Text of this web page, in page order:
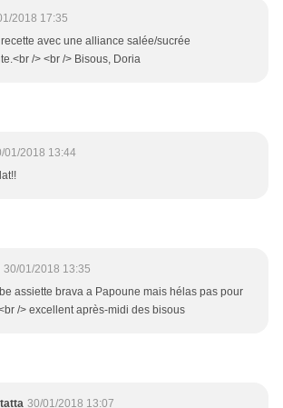
2018 17:35
avec une alliance salée/sucrée
/> <br /> Bisous, Doria
01/2018 13:44
30/01/2018 13:35
assiette brava a Papoune mais hélas pas pour
/> excellent après-midi des bisous
30/01/2018 13:07